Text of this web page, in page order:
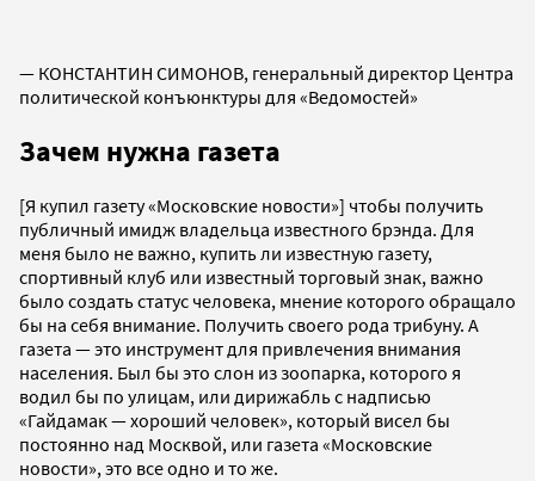
— КОНСТАНТИН СИМОНОВ, генеральный директор Центра
политической конъюнктуры для «Ведомостей»
Зачем нужна газета
[Я купил газету «Московские новости»] чтобы получить
публичный имидж владельца известного брэнда. Для
меня было не важно, купить ли известную газету,
спортивный клуб или известный торговый знак, важно
было создать статус человека, мнение которого обращало
бы на себя внимание. Получить своего рода трибуну. А
газета — это инструмент для привлечения внимания
населения. Был бы это слон из зоопарка, которого я
водил бы по улицам, или дирижабль с надписью
«Гайдамак — хороший человек», который висел бы
постоянно над Москвой, или газета «Московские
новости», это все одно и то же.